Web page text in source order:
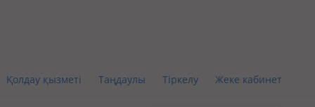
Қолдау қызметі Таңдаулы Тіркелу Жеке кабинет